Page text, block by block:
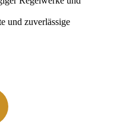
und zuverlässige